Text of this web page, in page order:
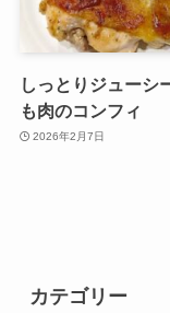
しっとりジューシ
も肉のコンフィ
2026年2月7日
カテゴリー